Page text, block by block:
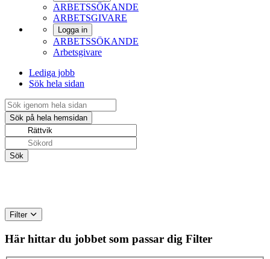
ARBETSSÖKANDE
ARBETSGIVARE
Logga in
ARBETSSÖKANDE
Arbetsgivare
Lediga jobb
Sök hela sidan
Filter
Här hittar du jobbet som passar dig Filter